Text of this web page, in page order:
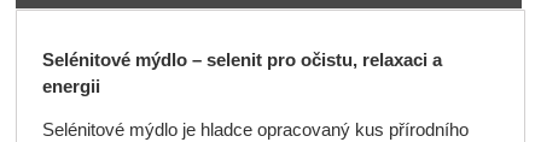
Selénitové mýdlo – selenit pro očistu, relaxaci a
energii
Selénitové mýdlo je hladce opracovaný kus přírodního